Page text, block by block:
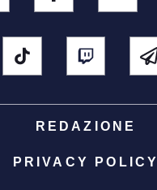
REDAZIONE
PRIVACY POLICY